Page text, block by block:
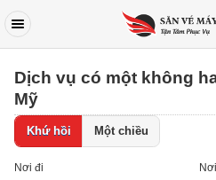
Dịch vụ có một không
Mỹ
Khứ hồi Một chiều
Nơi đi